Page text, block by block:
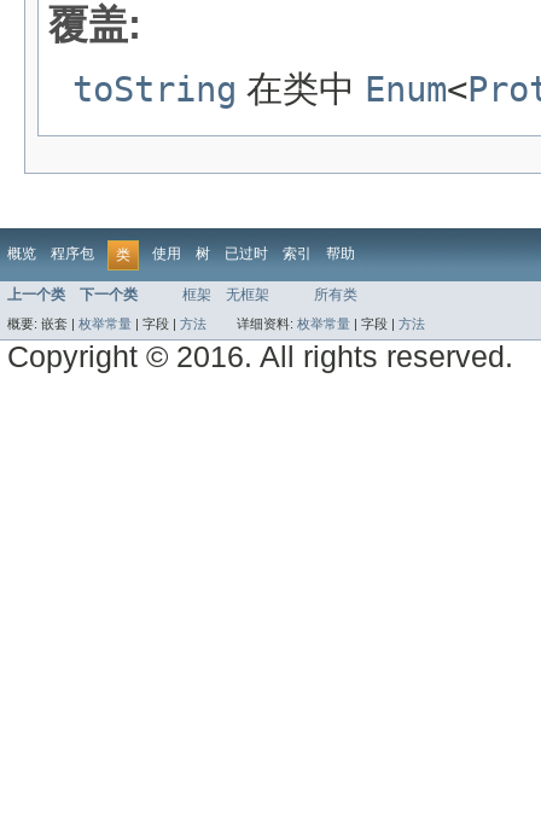
覆盖:
toString 在类中 Enum<
概览 程序包 类 使用 树 已过时 索引 帮助
上一个类 下一个类 框架 无框架 所有类
概要: 嵌套 | 枚举常量 字段 | 方法 详细资料: 枚举常量 字段 | 方法
Copyright © 2016. All rights reserved.